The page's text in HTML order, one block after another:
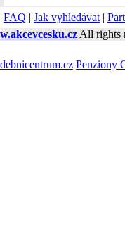
FAQ | Jak vyhledávat |
All rights
Penziony